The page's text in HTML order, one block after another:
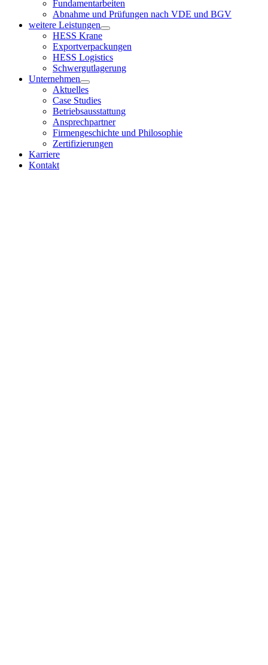
Fundamentarbeiten
Abnahme und Prüfungen nach VDE und BGV
weitere Leistungen
HESS Krane
Exportverpackungen
HESS Logistics
Schwergutlagerung
Unternehmen
Aktuelles
Case Studies
Betriebsausstattung
Ansprechpartner
Firmengeschichte und Philosophie
Zertifizierungen
Karriere
Kontakt